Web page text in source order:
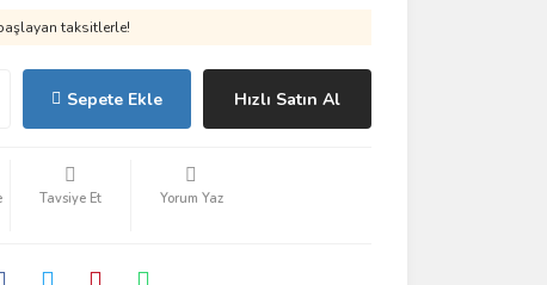
taksitlerle!
Sepete Ekle Hızlı Satın Al
Tavsiye Et Yorum Yaz